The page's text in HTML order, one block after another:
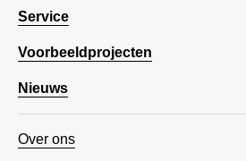
Service
Voorbeeldprojecten
Nieuws
Over ons